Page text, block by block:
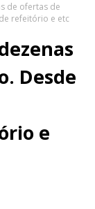
de ofertas de
refeitório e etc
Desde
e